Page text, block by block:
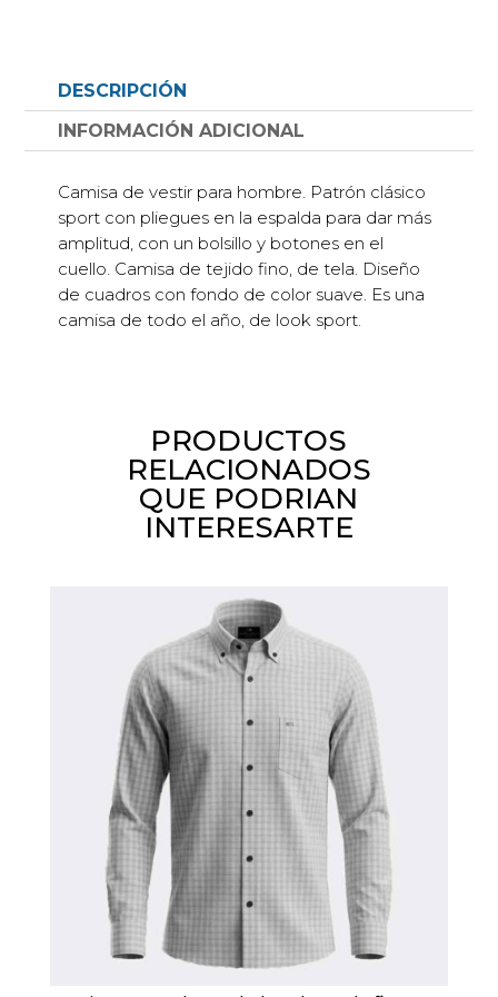
fondo
color
cantidad
DESCRIPCIÓN
INFORMACIÓN ADICIONAL
Camisa de vestir para hombre. Patrón clásico
sport con pliegues en la espalda para dar más
amplitud, con un bolsillo y botones en el
cuello. Camisa de tejido fino, de tela. Diseño
de cuadros con fondo de color suave. Es una
camisa de todo el año, de look sport.
PRODUCTOS
RELACIONADOS
QUE PODRIAN
INTERESARTE